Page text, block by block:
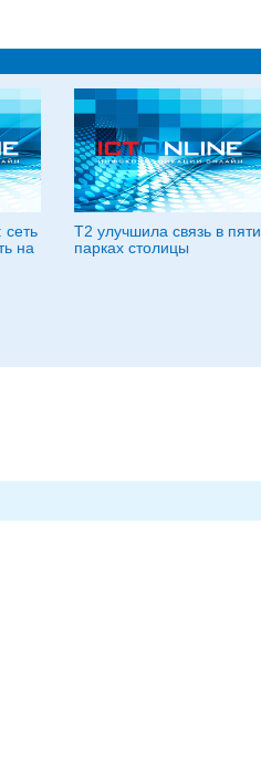
на
Т2 улучшила связь в пяти
парках столицы